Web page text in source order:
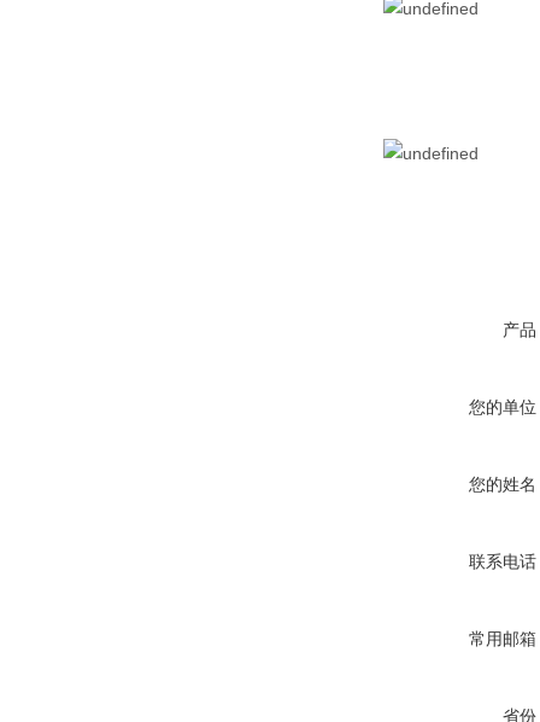
产品
您的单位
您的姓名
联系电话
常用邮箱
省份